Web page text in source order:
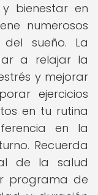
bienestar en
numerosos
sueño. La
a relajar la
y mejorar
ejercicios
en tu rutina
en la
Recuerda
de la salud
programa de